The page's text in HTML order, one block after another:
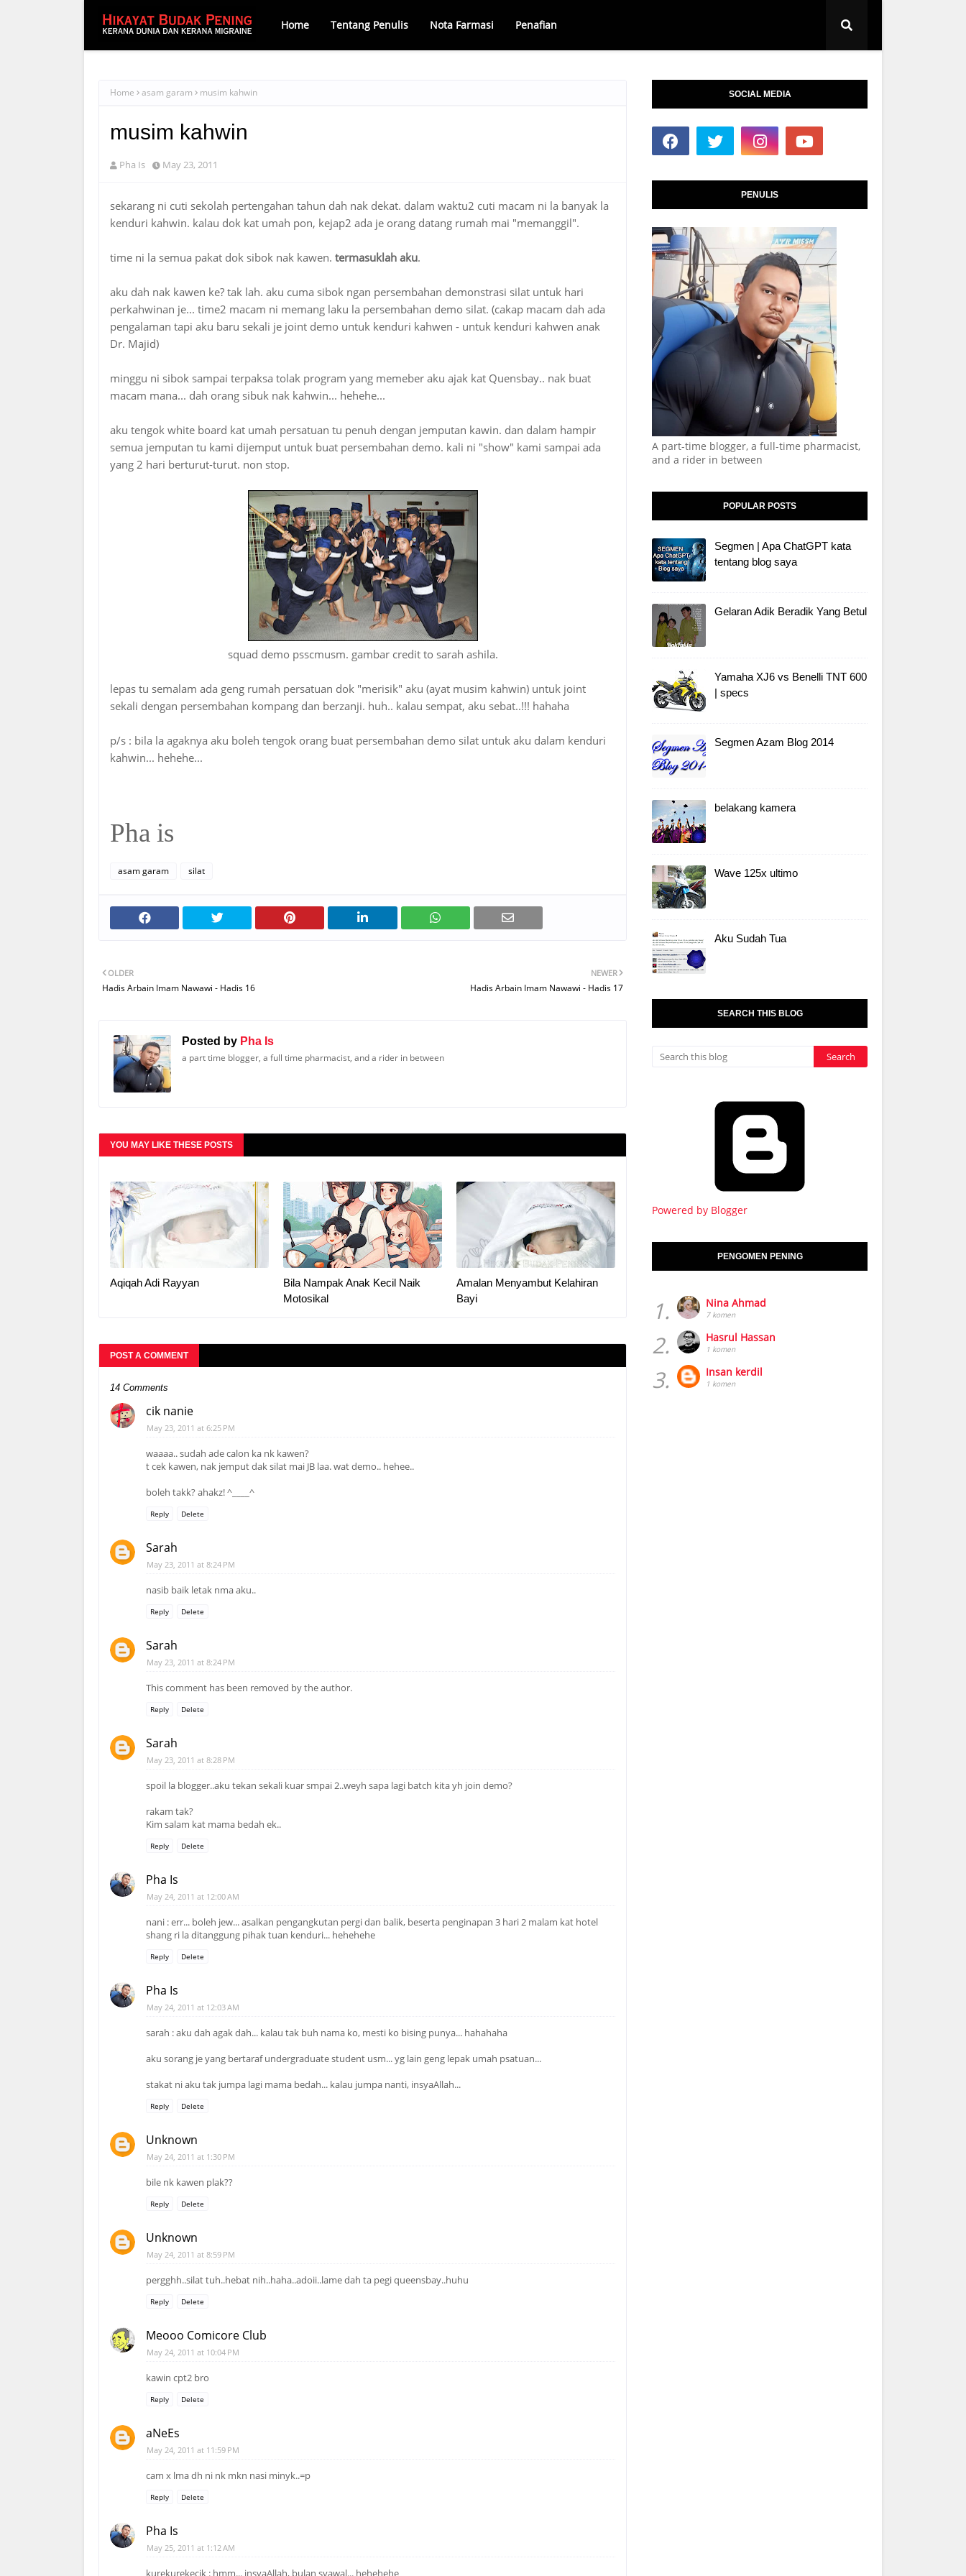
Home Tentang Penulis Nota Farmasi Penafian
Home asam garam musim kahwin
musim kahwin
Pha Is May 23, 2011
sekarang ni cuti sekolah pertengahan tahun dah nak dekat. dalam waktu2 cuti macam ni la banyak la
kenduri kahwin. kalau dok kat umah pon, kejap2 ada je orang datang rumah mai "memanggil".
time ni la semua pakat dok sibok nak kawen. termasuklah aku.
aku dah nak kawen ke? tak lah. aku cuma sibok ngan persembahan demonstrasi silat untuk hari
perkahwinan je... time2 macam ni memang laku la persembahan demo silat. (cakap macam dah ada
pengalaman tapi aku baru sekali je joint demo untuk kenduri kahwen - untuk kenduri kahwen anak
Dr. Majid)
minggu ni sibok sampai terpaksa tolak program yang memeber aku ajak kat Quensbay.. nak buat
macam mana... dah orang sibuk nak kahwin... hehehe...
aku tengok white board kat umah persatuan tu penuh dengan jemputan kawin. dan dalam hampir
semua jemputan tu kami dijemput untuk buat persembahan demo. kali ni "show" kami sampai ada
yang 2 hari berturut-turut. non stop.
squad demo psscmusm. gambar credit to sarah ashila.
lepas tu semalam ada geng rumah persatuan dok "merisik" aku (ayat musim kahwin) untuk joint
sekali dengan persembahan kompang dan berzanji. huh.. kalau sempat, aku sebat..!!! hahaha
p/s : bila la agaknya aku boleh tengok orang buat persembahan demo silat untuk aku dalam kenduri
kahwin... hehehe...
Pha is
asam garam silat
NEWER
Hadis Arbain Imam Nawawi - Hadis 17
OLDER
Hadis Arbain Imam Nawawi - Hadis 16
Posted by Pha Is
a part time blogger, a full time pharmacist, and a rider in between
YOU MAY LIKE THESE POSTS
Aqiqah Adi Rayyan
Bila Nampak Anak Kecil Naik
Motosikal
Amalan Menyambut Kelahiran
Bayi
POST A COMMENT
14 Comments
cik nanie
May 23, 2011 at 6:25 PM
waaaa.. sudah ade calon ka nk kawen?
t cek kawen, nak jemput dak silat mai JB laa. wat demo.. hehee..
boleh takk? ahakz! ^____^
Reply Delete
Sarah
May 23, 2011 at 8:24 PM
nasib baik letak nma aku..
Reply Delete
Sarah
May 23, 2011 at 8:24 PM
This comment has been removed by the author.
Reply Delete
Sarah
May 23, 2011 at 8:28 PM
spoil la blogger..aku tekan sekali kuar smpai 2..weyh sapa lagi batch kita yh join demo?
rakam tak?
Kim salam kat mama bedah ek..
Reply Delete
Pha Is
May 24, 2011 at 12:00 AM
nani : err... boleh jew... asalkan pengangkutan pergi dan balik, beserta penginapan 3 hari 2 malam kat hotel
shang ri la ditanggung pihak tuan kenduri... hehehehe
Reply Delete
Pha Is
May 24, 2011 at 12:03 AM
sarah : aku dah agak dah... kalau tak buh nama ko, mesti ko bising punya... hahahaha
aku sorang je yang bertaraf undergraduate student usm... yg lain geng lepak umah psatuan...
stakat ni aku tak jumpa lagi mama bedah... kalau jumpa nanti, insyaAllah...
Reply Delete
Unknown
May 24, 2011 at 1:30 PM
bile nk kawen plak??
Reply Delete
Unknown
May 24, 2011 at 8:59 PM
pergghh..silat tuh..hebat nih..haha..adoii..lame dah ta pegi queensbay..huhu
Reply Delete
Meooo Comicore Club
May 24, 2011 at 10:04 PM
kawin cpt2 bro
Reply Delete
aNeEs
May 24, 2011 at 11:59 PM
cam x lma dh ni nk mkn nasi minyk..=p
Reply Delete
Pha Is
May 25, 2011 at 1:12 AM
kurekurekecik : hmm... insyaAllah, bulan syawal... hehehehe
SOCIAL MEDIA
PENULIS
A part-time blogger, a full-time pharmacist,
and a rider in between
POPULAR POSTS
Segmen | Apa ChatGPT kata
tentang blog saya
Gelaran Adik Beradik Yang Betul
Yamaha XJ6 vs Benelli TNT 600
| specs
Segmen Azam Blog 2014
belakang kamera
Wave 125x ultimo
Aku Sudah Tua
SEARCH THIS BLOG
Powered by Blogger
PENGOMEN PENING
1. Nina Ahmad
7 komen
2. Hasrul Hassan
1 komen
3. Insan kerdil
1 komen